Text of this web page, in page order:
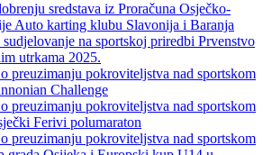
sredstava iz Proračuna Osječko-
Auto karting klubu Slavonija i Baranja
na sportskoj priredbi Prvenstvo
utrkama 2025.
pokroviteljstva nad sportskom
Challenge
pokroviteljstva nad sportskom
Ferivi polumaraton
pokroviteljstva nad sportskom